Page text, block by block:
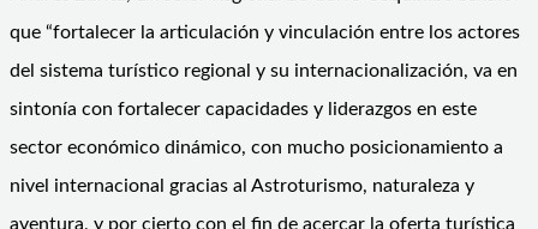
que “fortalecer la articulación y vinculación entre los actores
del sistema turístico regional y su internacionalización, va en
sintonía con fortalecer capacidades y liderazgos en este
sector económico dinámico, con mucho posicionamiento a
nivel internacional gracias al Astroturismo, naturaleza y
aventura, y por cierto con el fin de acercar la oferta turística